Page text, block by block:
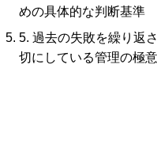
めの具体的な判断基準
5. 過去の失敗を繰り返
切にしている管理の極意